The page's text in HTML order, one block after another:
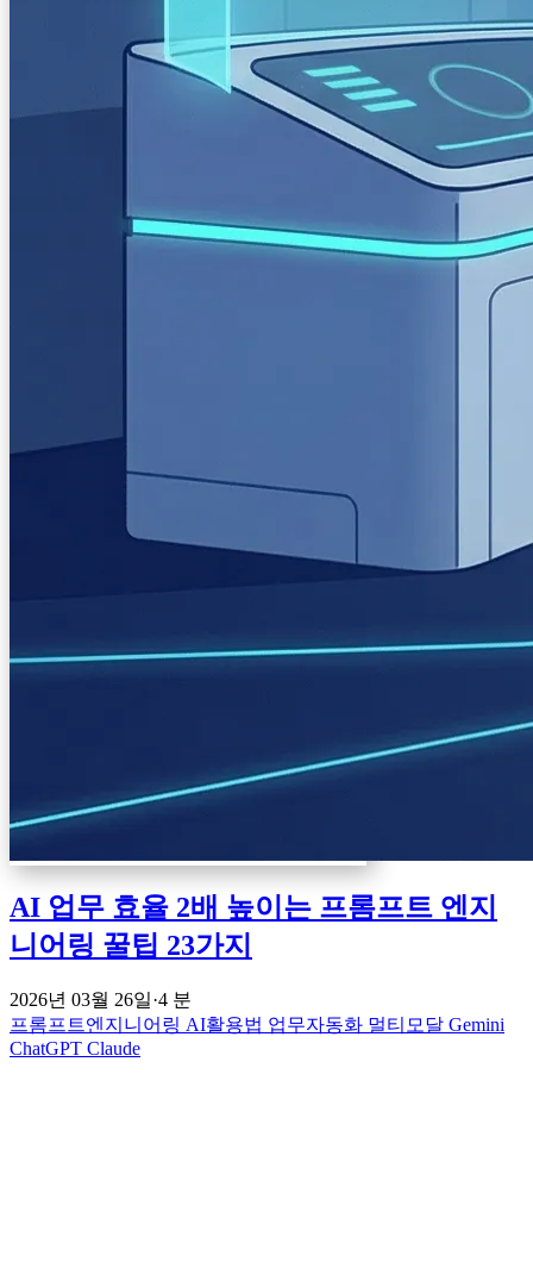
AI 업무 효율 2배 높이는 프롬프트 엔지
니어링 꿀팁 23가지
2026년 03월 26일·4 분
프롬프트엔지니어링 AI활용법 업무자동화 멀티모달 Gemini
ChatGPT Claude